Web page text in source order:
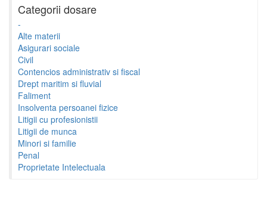
Categorii dosare
-
Alte materii
Asigurari sociale
Civil
Contencios administrativ si fiscal
Drept maritim si fluvial
Faliment
Insolventa persoanei fizice
Litigii cu profesionistii
Litigii de munca
Minori si familie
Penal
Proprietate Intelectuala